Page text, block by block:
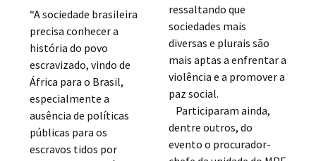
“A sociedade brasileira
precisa conhecer a
história do povo
escravizado, vindo de
África para o Brasil,
especialmente a
ausência de políticas
públicas para os
escravos tidos por
ressaltando que
sociedades mais
diversas e plurais são
mais aptas a enfrentar a
violência e a promover a
paz social.
Participaram ainda,
dentre outros, do
evento o procurador-